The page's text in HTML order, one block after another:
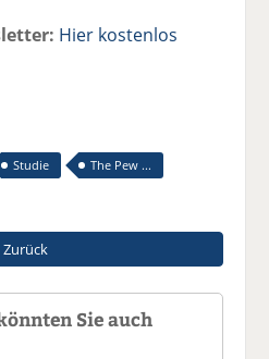
Hier kostenlos
Studie The Pew ...
Zurück
Sie auch